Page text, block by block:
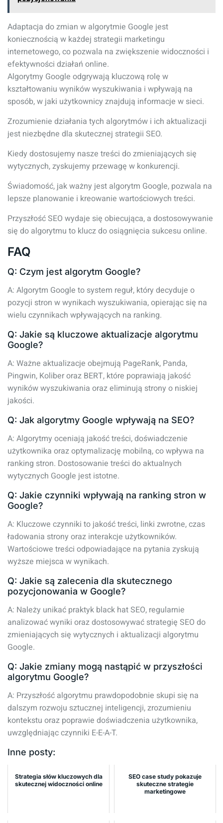
Adaptacja do zmian w algorytmie Google jest
koniecznością w każdej strategii marketingu
internetowego, co pozwala na zwiększenie widoczności i
efektywności działań online.
Algorytmy Google odgrywają kluczową rolę w
kształtowaniu wyników wyszukiwania i wpływają na
sposób, w jaki użytkownicy znajdują informacje w sieci.
Zrozumienie działania tych algorytmów i ich aktualizacji
jest niezbędne dla skutecznej strategii SEO.
Kiedy dostosujemy nasze treści do zmieniających się
wytycznych, zyskujemy przewagę w konkurencji.
Świadomość, jak ważny jest algorytm Google, pozwala na
lepsze planowanie i kreowanie wartościowych treści.
Przyszłość SEO wydaje się obiecująca, a dostosowywanie
się do algorytmu to klucz do osiągnięcia sukcesu online.
FAQ
Q: Czym jest algorytm Google?
A: Algorytm Google to system reguł, który decyduje o
pozycji stron w wynikach wyszukiwania, opierając się na
wielu czynnikach wpływających na ranking.
Q: Jakie są kluczowe aktualizacje algorytmu
Google?
A: Ważne aktualizacje obejmują PageRank, Panda,
Pingwin, Koliber oraz BERT, które poprawiają jakość
wyników wyszukiwania oraz eliminują strony o niskiej
jakości.
Q: Jak algorytmy Google wpływają na SEO?
A: Algorytmy oceniają jakość treści, doświadczenie
użytkownika oraz optymalizację mobilną, co wpływa na
ranking stron. Dostosowanie treści do aktualnych
wytycznych Google jest istotne.
Q: Jakie czynniki wpływają na ranking stron w
Google?
A: Kluczowe czynniki to jakość treści, linki zwrotne, czas
ładowania strony oraz interakcje użytkowników.
Wartościowe treści odpowiadające na pytania zyskują
wyższe miejsca w wynikach.
Q: Jakie są zalecenia dla skutecznego
pozycjonowania w Google?
A: Należy unikać praktyk black hat SEO, regularnie
analizować wyniki oraz dostosowywać strategię SEO do
zmieniających się wytycznych i aktualizacji algorytmu
Google.
Q: Jakie zmiany mogą nastąpić w przyszłości
algorytmu Google?
A: Przyszłość algorytmu prawdopodobnie skupi się na
dalszym rozwoju sztucznej inteligencji, zrozumieniu
kontekstu oraz poprawie doświadczenia użytkownika,
uwzględniając czynniki E-E-A-T.
Inne posty:
Strategia słów kluczowych dla
skutecznej widoczności online
SEO case study pokazuje
skuteczne strategie
marketingowe